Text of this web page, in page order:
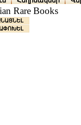
Rare Books